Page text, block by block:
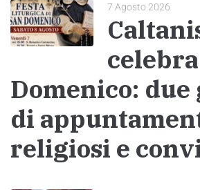
7 Agosto 2026
Domenico:
di
religiosi e